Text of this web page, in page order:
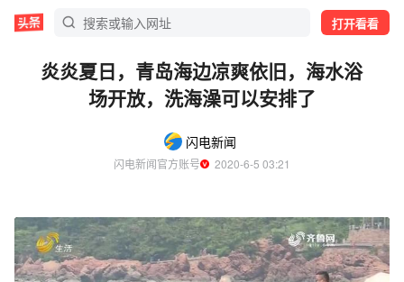
打开看看
炎炎夏日，青岛海边凉爽依旧，海水浴
场开放，洗海澡可以安排了
闪电新闻
闪电新闻官方账号
  2020-6-5 03:21